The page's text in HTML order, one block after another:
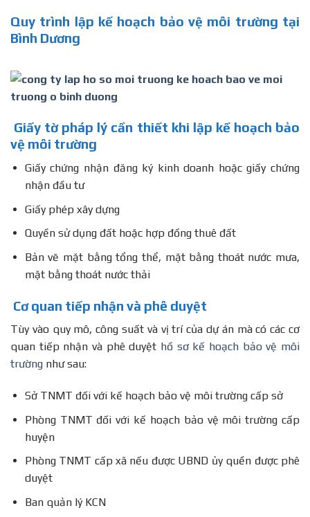
Quy trình lập kế hoạch bảo vệ môi trường tại
Bình Dương
Giấy tờ pháp lý cần thiết khi lập kế hoạch bảo
vệ môi trường
Giấy chứng nhận đăng ký kinh doanh hoặc giấy chứng
nhận đầu tư
Giấy phép xây dựng
Quyền sử dụng đất hoặc hợp đồng thuê đất
Bản vẽ mặt bằng tổng thể, mặt bằng thoát nước mưa,
mặt bằng thoát nước thải
Cơ quan tiếp nhận và phê duyệt
Tùy vào quy mô, công suất và vị trí của dự án mà có các cơ
quan tiếp nhận và phê duyệt hồ sơ kế hoạch bảo vệ môi
trường như sau:
Sở TNMT đối với kế hoạch bảo vệ môi trường cấp sở
Phòng TNMT đối với kế hoạch bảo vệ môi trường cấp
huyện
Phòng TNMT cấp xã nếu được UBND ủy quền được phê
duyệt
Ban quản lý KCN